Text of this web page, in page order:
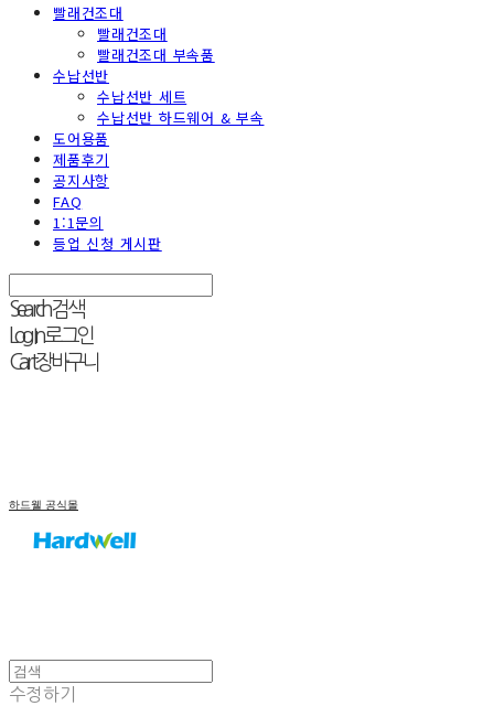
빨래건조대
빨래건조대
빨래건조대 부속품
수납선반
수납선반 세트
수납선반 하드웨어 & 부속
도어용품
제품후기
공지사항
FAQ
1:1문의
등업 신청 게시판
Search검색
Log In로그인
Cart장바구니
하드웰 공식몰
수정하기